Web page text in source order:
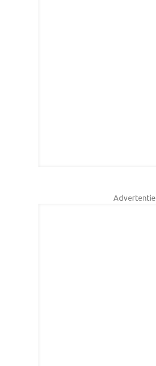
Advertentie